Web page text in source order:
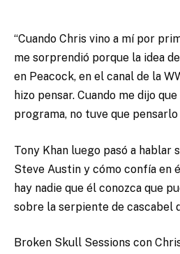
“Cuando Chris vino a mí por
me sorprendió porque la idea
en Peacock, en el canal de la
hizo pensar. Cuando me dijo
programa, no tuve que pensarlo
Tony Khan luego pasó a hablar
Steve Austin y cómo confía en
hay nadie que él conozca que
sobre la serpiente de cascabel
Broken Skull Sessions con